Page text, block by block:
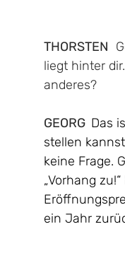
THORSTEN
liegt hinter
anderes?
GEORG Das
stellen
keine Frage.
„Vorhang
ein Jahr